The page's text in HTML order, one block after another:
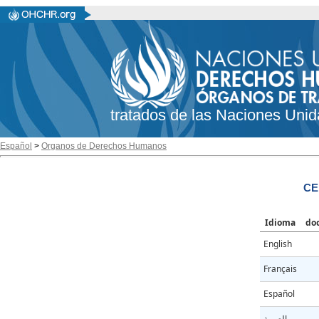
tratados de las Naciones
Español > Organos de Derechos Humanos
Idioma
English
Français
Español